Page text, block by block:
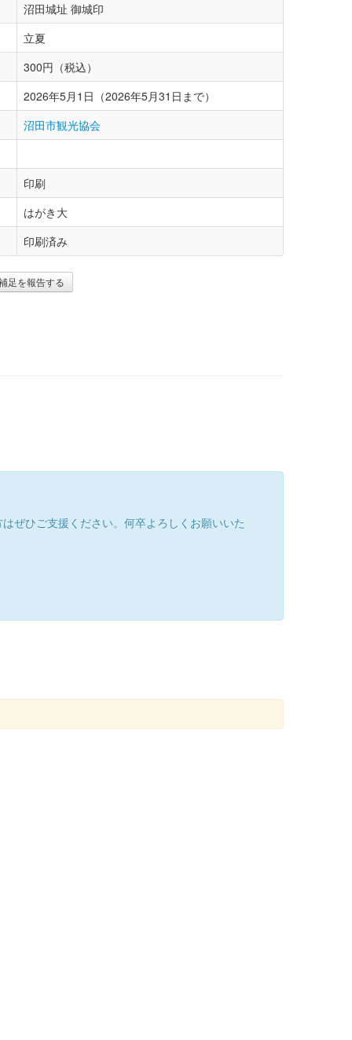
沼田城址 御城印
立夏
300円（税込）
2026年5月1日（2026年5月31日まで）
沼田市観光協会
印刷
はがき大
印刷済み
足を報告する
ぜひご支援ください。何卒よろしくお願いいた